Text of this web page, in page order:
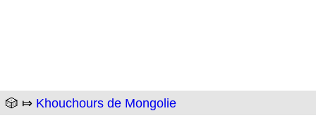
🎲 ⤇ Khouchours de Mongolie